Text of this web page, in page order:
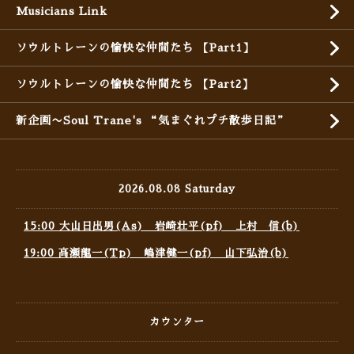
Musicians Link
ソウルトレーンの愉快な仲間たち 【Part1】
ソウルトレーンの愉快な仲間たち 【Part2】
新企画〜Soul Trane's “気まぐれプチ散歩日記”
2026.08.08 Saturday
15:00 大山日出男(As) 岩崎壮平(pf) 上村 信(b)
19:00 高瀬龍一(Tp) 嶋津健一(pf) 山下弘治(b)
カウンター